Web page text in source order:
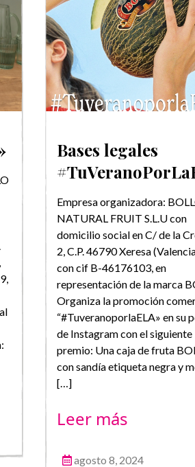
Bases legales
Empresa organizadora:
NATURAL FRUIT S.L.U con
domicilio social en C/ de la
2, C.P. 46790 Xeresa
con cif B-46176103, en
representación de la marca
Organiza la promoción
“#TuveranoporlaELA» en su
de Instagram con el siguiente
premio: Una caja de fruta
con sandía etiqueta negra y
[…]
Leer más
agosto 8, 2024